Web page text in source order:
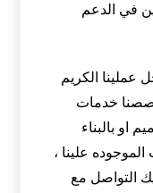
في الدعم
الكريم
خدمات
او بالبناء
علينا ،
التواصل مع